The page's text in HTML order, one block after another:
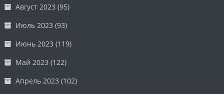
Август 2023 (95)
Июль 2023 (93)
Июнь 2023 (119)
Май 2023 (122)
Апрель 2023 (102)